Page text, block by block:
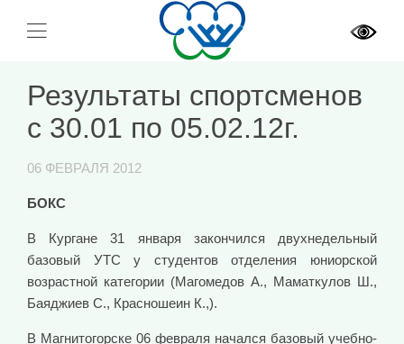
Результаты спортсменов
с 30.01 по 05.02.12г.
06 ФЕВРАЛЯ 2012
БОКС
В Кургане 31 января закончился двухнедельный
базовый УТС у студентов отделения юниорской
возрастной категории (Магомедов А., Маматкулов Ш.,
Баяджиев С., Красношеин К.,).
В Магнитогорске 06 февраля начался базовый учебно-